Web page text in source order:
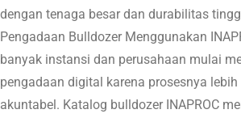
dengan tenaga besar dan durabilitas
Pengadaan Bulldozer Menggunakan
banyak instansi dan perusahaan mulai
pengadaan digital karena prosesnya
akuntabel. Katalog bulldozer INAPROC